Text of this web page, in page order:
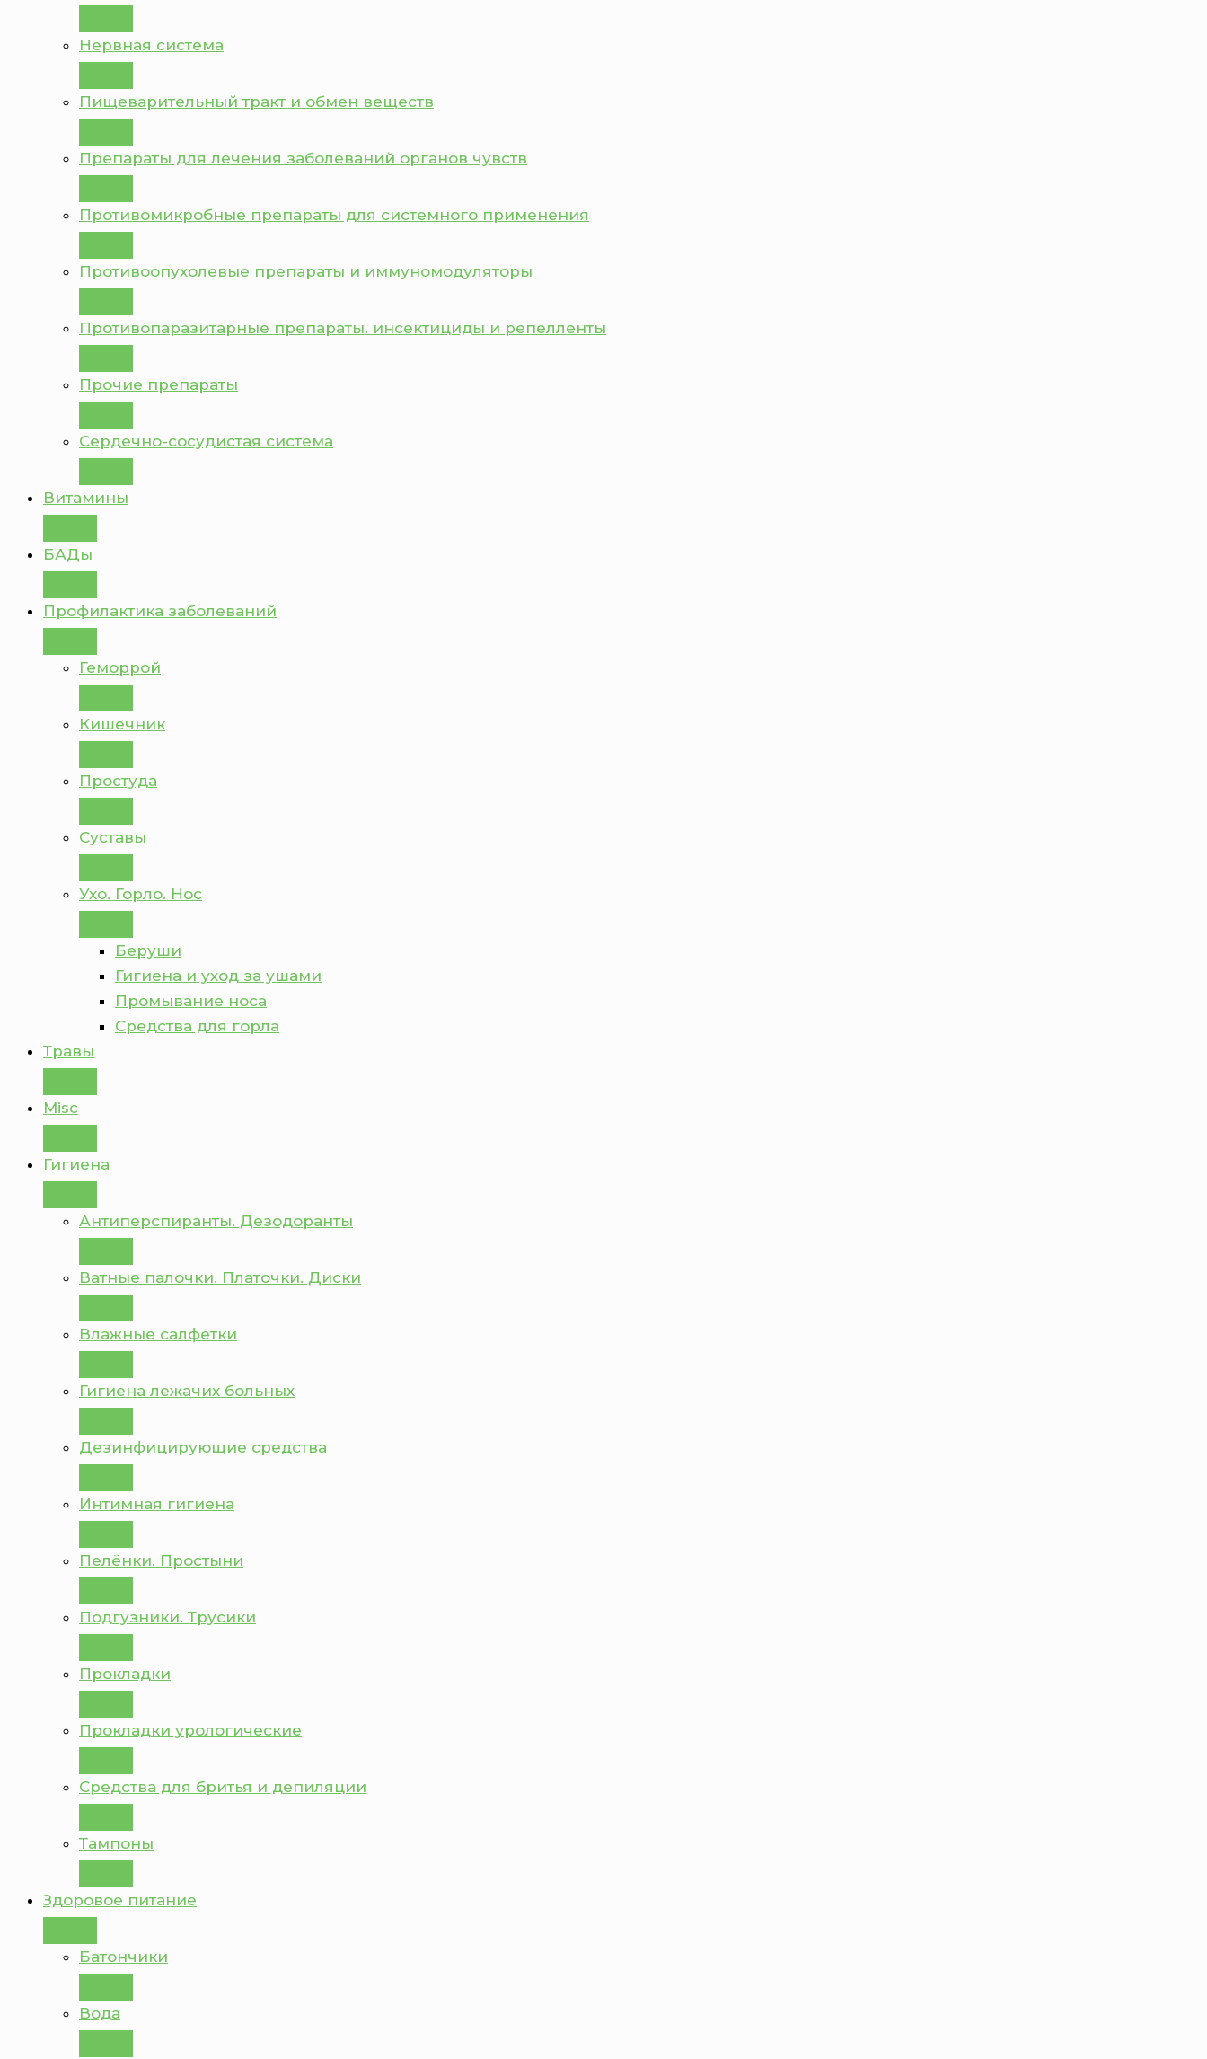
Нервная система
Пищеварительный тракт и обмен веществ
Препараты для лечения заболеваний органов чувств
Противомикробные препараты для системного применения
Противоопухолевые препараты и иммуномодуляторы
Противопаразитарные препараты. инсектициды и репелленты
Прочие препараты
Сердечно-сосудистая система
Витамины
БАДы
Профилактика заболеваний
Геморрой
Кишечник
Простуда
Суставы
Ухо. Горло. Нос
Беруши
Гигиена и уход за ушами
Промывание носа
Средства для горла
Травы
Misc
Гигиена
Антиперспиранты. Дезодоранты
Ватные палочки. Платочки. Диски
Влажные салфетки
Гигиена лежачих больных
Дезинфицирующие средства
Интимная гигиена
Пелёнки. Простыни
Подгузники. Трусики
Прокладки
Прокладки урологические
Средства для бритья и депиляции
Тампоны
Здоровое питание
Батончики
Вода